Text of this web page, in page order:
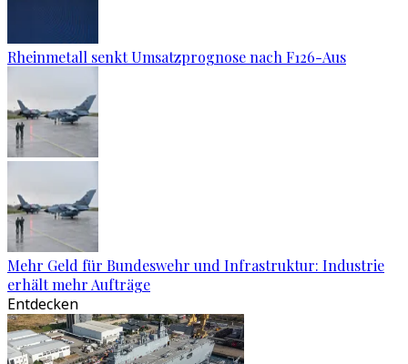
Rheinmetall senkt Umsatzprognose nach F126-Aus
Mehr Geld für Bundeswehr und Infrastruktur: Industrie
erhält mehr Aufträge
Entdecken